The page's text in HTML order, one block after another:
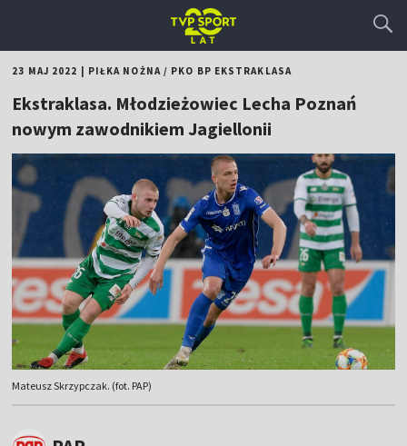
23 MAJ 2022 PIŁKA NOŻNA/ PKO BP EKSTRAKLASA
Ekstraklasa. Młodzieżowiec Lecha Poznań
nowym zawodnikiem Jagiellonii
Mateusz Skrzypczak. (fot. PAP)